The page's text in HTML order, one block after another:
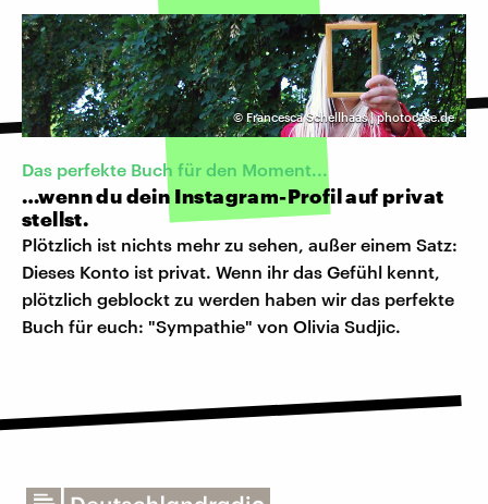
©Francesca Schellhaas | photocase.de
Das perfekte Buch für den Moment...
…wenn du dein Instagram-Profil auf privat
stellst.
Plötzlich ist nichts mehr zu sehen, außer einem Satz:
Dieses Konto ist privat. Wenn ihr das Gefühl kennt,
plötzlich geblockt zu werden haben wir das perfekte
Buch für euch: "Sympathie" von Olivia Sudjic.